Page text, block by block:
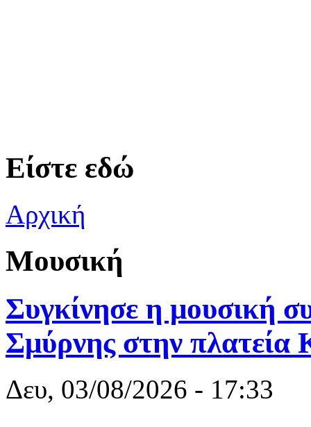
Είστε εδώ
Αρχική
Μουσική
Συγκίνησε η μουσική
Σμύρνης στην πλατεία
Δευ, 03/08/2026 - 17:33